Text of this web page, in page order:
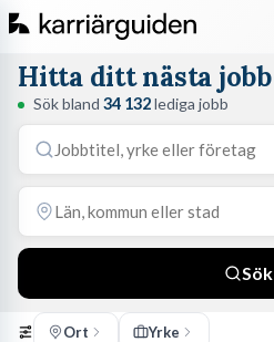
Hitta ditt nästa jobb
Sök bland 34 132lediga jobb
Sök
Ort Yrke